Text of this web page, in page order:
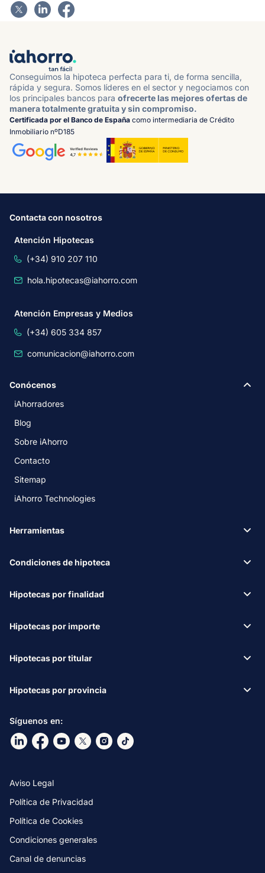
Conseguimos la hipoteca perfecta para ti, de forma sencilla,
rápida y segura. Somos líderes en el sector y negociamos con
los principales bancos para ofrecerte las mejores ofertas de
manera totalmente gratuita y sin compromiso.
Certificada por el Banco de España como intermediaria de Crédito
Inmobiliario nºD185
Contacta con nosotros
Atención Hipotecas
(+34) 910 207 110
hola.hipotecas@iahorro.com
Atención Empresas y Medios
(+34) 605 334 857
comunicacion@iahorro.com
Síguenos en:
Ir a nuestro Linkdin
Ir a nuestro Facebook
Ir a nuestro canal de Youtube
Ir a nuestro X
Ir a nuestro Instagram
Ir a nuestro TikTok
Aviso Legal
Política de Privacidad
Política de Cookies
Condiciones generales
Canal de denuncias
Conócenos
iAhorradores
Blog
Sobre iAhorro
Contacto
Sitemap
iAhorro Technologies
Herramientas
Condiciones de hipoteca
Hipotecas por finalidad
Hipotecas por importe
Hipotecas por titular
Hipotecas por provincia